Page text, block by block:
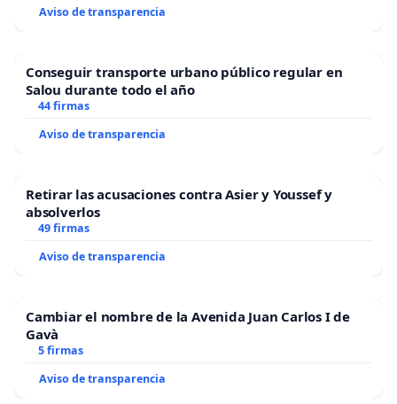
Aviso de transparencia
Conseguir transporte urbano público regular en
Salou durante todo el año
44 firmas
Aviso de transparencia
Retirar las acusaciones contra Asier y Youssef y
absolverlos
49 firmas
Aviso de transparencia
Cambiar el nombre de la Avenida Juan Carlos I de
Gavà
5 firmas
Aviso de transparencia